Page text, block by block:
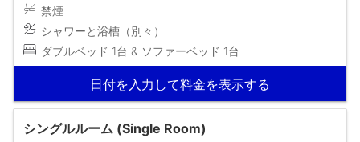
禁煙
シャワーと浴槽（別々）
ダブルベッド 1台 & ソファーベッド 1台
日付を入力して料金を表示する
シングルルーム (Single Room)